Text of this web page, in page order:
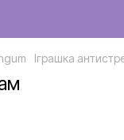
Іграшка